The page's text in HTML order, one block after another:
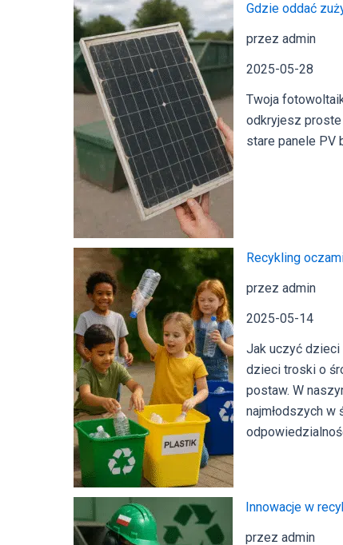
Gdzie oddać
przez admin
2025-05-28
Twoja
odkryjesz proste
stare panele PV
Recykling
przez admin
2025-05-14
Jak uczyć dzieci
dzieci troski o
postaw. W
najmłodszych
Innowacje w
przez admin